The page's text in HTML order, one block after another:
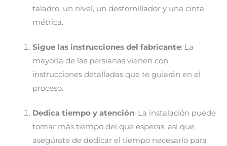
taladro, un nivel, un destornillador y una cinta
métrica.
Sigue las instrucciones del fabricante: La
mayoría de las persianas vienen con
instrucciones detalladas que te guiarán en el
proceso.
Dedica tiempo y atención: La instalación puede
tomar más tiempo del que esperas, así que
asegúrate de dedicar el tiempo necesario para